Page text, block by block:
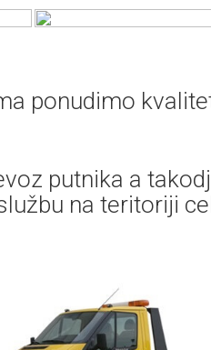
ponudimo
putnika a
na teritoriji